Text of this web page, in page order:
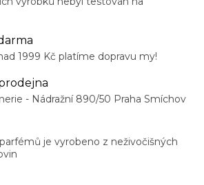
1999 Kč platíme dopravu my!
- Nádražní 890/50 Praha Smíchov
je vyrobeno z neživočišných